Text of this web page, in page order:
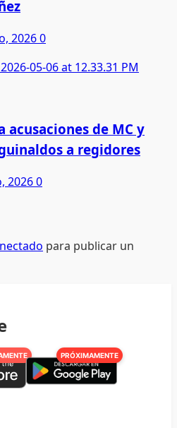
20260
acusaciones de MC y
a regidores
20260
para publicar un
PRÓXIMAMENTE